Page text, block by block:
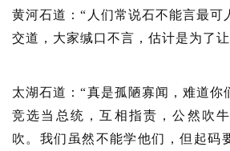
黄河石道：“人们常说石不能言最可
交道，大家缄口不言，估计是为了
太湖石道：“真是孤陋寡闻，难道你
竞选当总统，互相指责，公然吹
吹。我们虽然不能学他们，但起码